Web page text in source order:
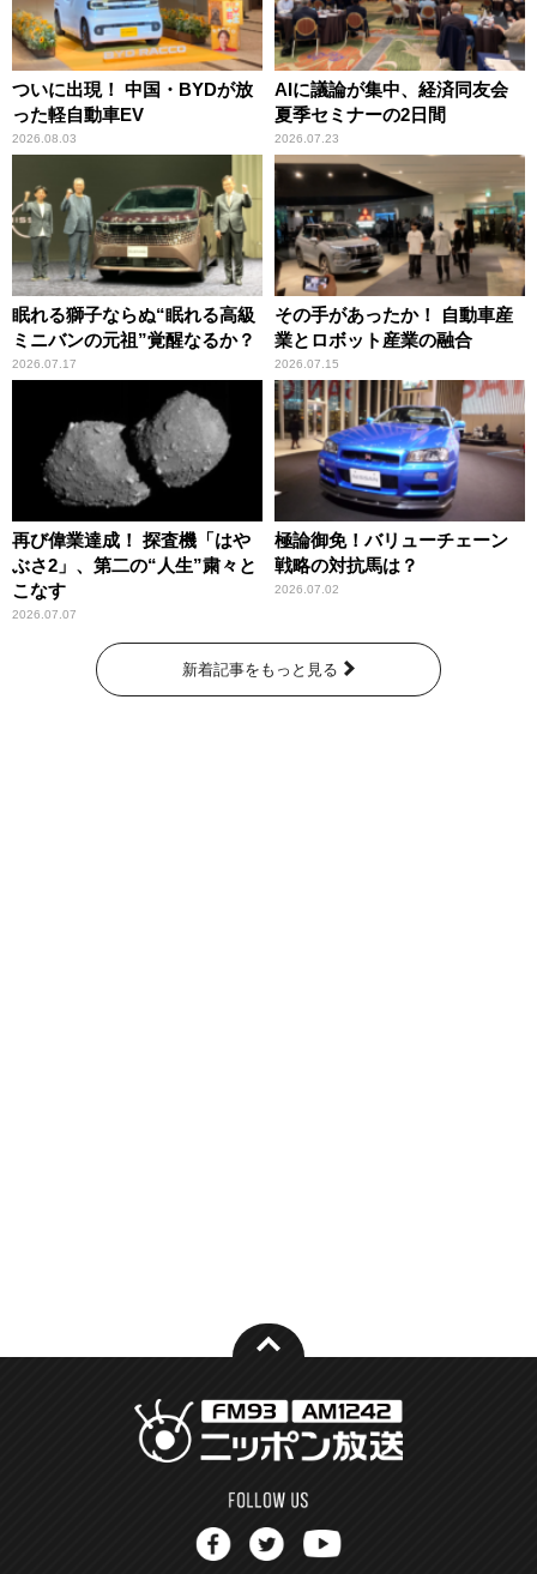
ついに出現！ 中国・BYDが放
った軽自動車EV
2026.08.03
AIに議論が集中、経済同友会
夏季セミナーの2日間
2026.07.23
眠れる獅子ならぬ“眠れる高級
ミニバンの元祖”覚醒なるか？
2026.07.17
その手があったか！ 自動車産
業とロボット産業の融合
2026.07.15
再び偉業達成！ 探査機「はや
ぶさ2」、第二の“人生”粛々と
こなす
2026.07.07
極論御免！バリューチェーン
戦略の対抗馬は？
2026.07.02
新着記事をもっと見る